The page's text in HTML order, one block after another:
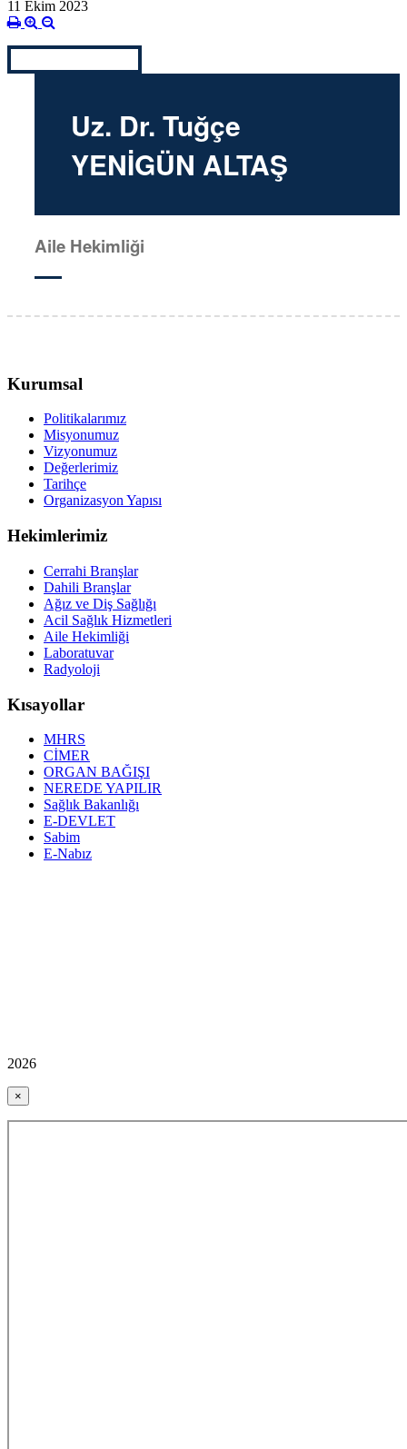
11 Ekim 2023
Uz. Dr. Tuğçe
YENİGÜN ALTAŞ
Aile Hekimliği
Kurumsal
Politikalarımız
Misyonumuz
Vizyonumuz
Değerlerimiz
Tarihçe
Organizasyon Yapısı
Hekimlerimiz
Cerrahi Branşlar
Dahili Branşlar
Ağız ve Diş Sağlığı
Acil Sağlık Hizmetleri
Aile Hekimliği
Laboratuvar
Radyoloji
Kısayollar
MHRS
CİMER
ORGAN BAĞIŞI
NEREDE YAPILIR
Sağlık Bakanlığı
E-DEVLET
Sabim
E-Nabız
2026
×